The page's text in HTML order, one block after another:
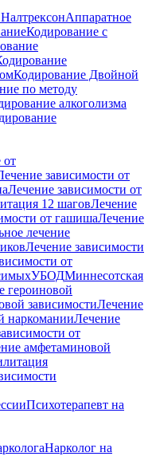
Аппаратное
Кодирование с
Кодирование Двойной
по методу
алкоголизма
от
зависимости от
Лечение зависимости от
12 шаговЛечение
от гашишаЛечение
лечение
Лечение зависимости
от
УБОДМиннесотская
героиновой
зависимостиЛечение
наркоманииЛечение
от
амфетаминовой
Психотерапевт на
Нарколог на